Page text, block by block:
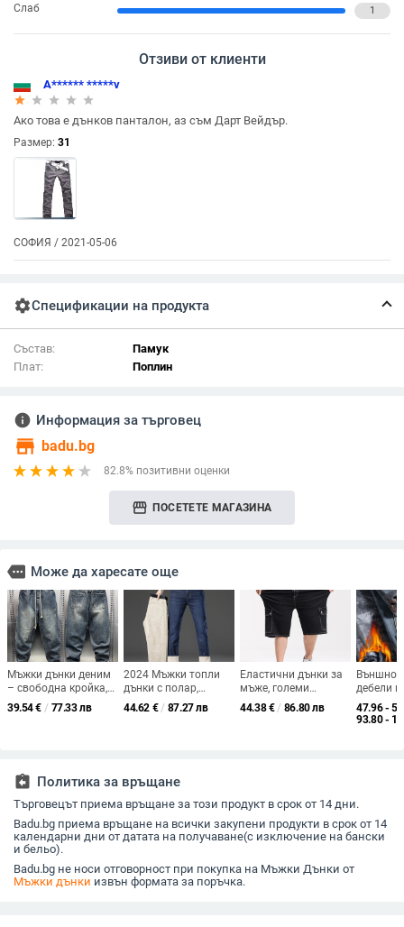
Слаб 1
Отзиви от клиенти
A****** *****v
star_rate
star_rate
star_rate
star_rate
star_rate
Ако това е дънков панталон, аз съм Дарт Вейдър.
Размер: 31
СОФИЯ / 2021-05-06
settingsСпецификации на продукта
Състав:
Памук
Плат:
Поплин
info Информация за търговец
store badu.bg
82.8% позитивни оценки
storefront ПОСЕТЕТЕ МАГАЗИНА
more Може да харесате още
Мъжки дънки деним
– свободна кройка,
прави и широки
крачоли, ежедневен
39.54€ / 77.33 лв
2024 Мъжки топли
дънки с полар,
големи размери,
свободни с прави
44.62 € / 87.27 лв
Еластични дънки за
мъже, големи
размери, еластична
талия, работно
мъже
44.38€ / 86.80 лв
дебели
с
зимни
47.96 -
93.80 -
assignment_return Политика за връщане
Търговецът приема връщане за този продукт в срок от 14 дни.
Badu.bg приема връщане на всички закупени продукти в срок от 14
календарни дни от датата на получаване(с изключение на бански
и бельо).
Badu.bg не носи отговорност при покупка на Мъжки Дънки от
Мъжки дънки извън формата за поръчка.